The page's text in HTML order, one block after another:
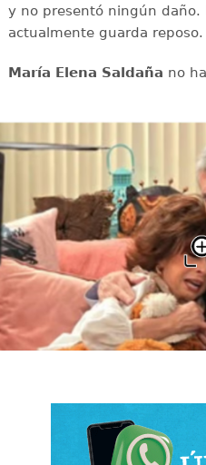
y no presentó ningún daño.
actualmente guarda reposo.
María Elena Saldaña no